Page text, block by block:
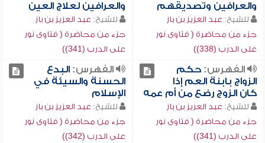
والعرافين وتصديقهم
للشيخ: عبد العزيز بن باز
جزء من محاضرة ( فتاوى نور
على الدرب (338))
والعرافين لعلاج العين
للشيخ: عبد العزيز بن باز
جزء من محاضرة ( فتاوى نور
على الدرب (341))
الفهرس:حكم
الزواج بابنة العم إذا
كان الزوج رضع من أم عمه
للشيخ: عبد العزيز بن باز
جزء من محاضرة ( فتاوى نور
على الدرب (341))
الفهرس:البدع
الحسنة والسيئة في
الإسلام
للشيخ: عبد العزيز بن باز
جزء من محاضرة ( فتاوى نور
على الدرب (342))